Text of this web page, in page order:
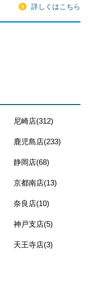
詳しくはこちら
尼崎店(312)
鹿児島店(233)
静岡店(68)
京都南店(13)
奈良店(10)
神戸支店(5)
天王寺店(3)